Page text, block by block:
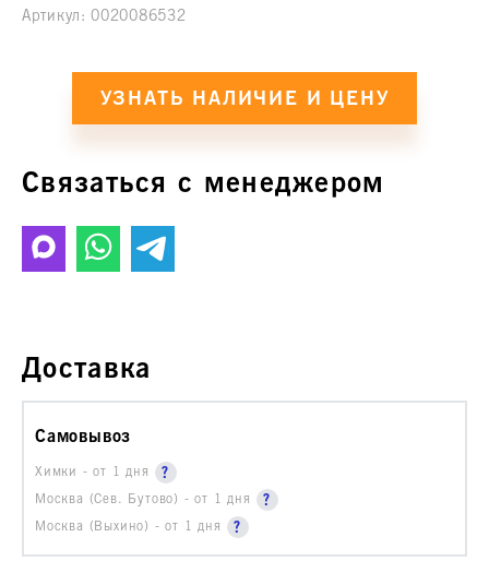
Артикул:0020086532
Связаться с менеджером
Доставка
Самовывоз
Химки - от 1 дня
Москва (Сев. Бутово) - от 1 дня
Москва (Выхино) - от 1 дня